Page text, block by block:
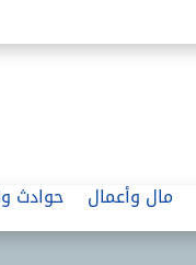
مال وأعمال حوادث